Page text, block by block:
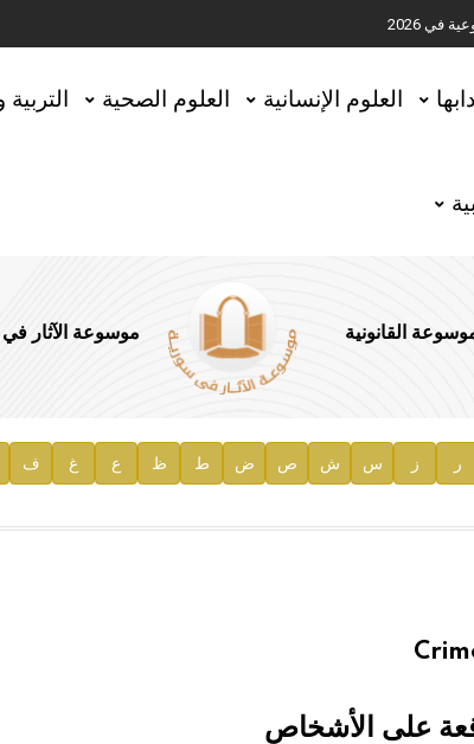
2026
العلوم الإنسانية العلوم الصحية
القانونية موسوعة الآثار
ر ز س ش ص ض ط ظ ع غ ف
على الأشخاص